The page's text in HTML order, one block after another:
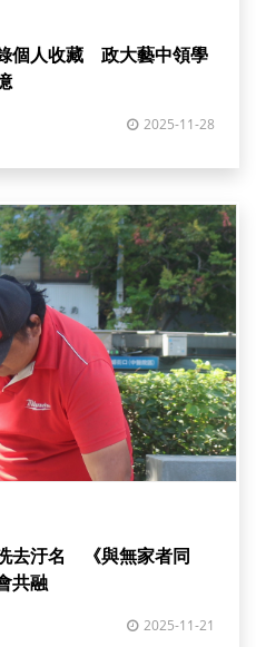
個人收藏 政大藝中領學
2025-11-28
去汙名 《與無家者同
共融
2025-11-21